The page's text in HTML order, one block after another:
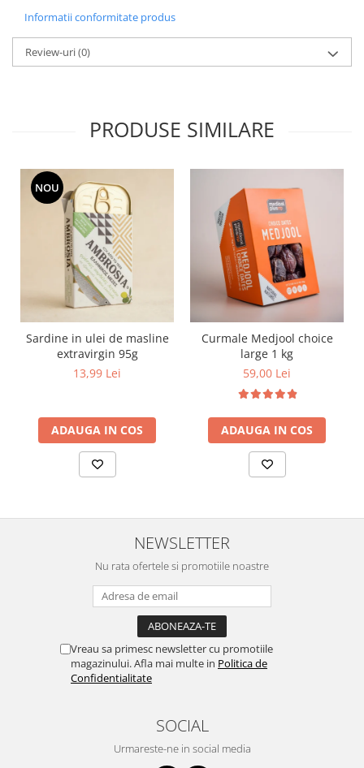
Informatii conformitate produs
Review-uri(0)
PRODUSE SIMILARE
NOU
Sardine in ulei de masline
extravirgin 95g
13,99 Lei
ADAUGA IN COS
Curmale Medjool choice
large 1 kg
59,00 Lei
ADAUGA IN COS
NEWSLETTER
Nu rata ofertele si promotiile noastre
Vreau sa primesc newsletter cu promotiile
magazinului. Afla mai multe in Politica de
Confidentialitate
SOCIAL
Urmareste-ne in social media